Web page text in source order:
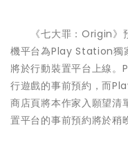
《七大罪：Origin》預
機平台為Play Station獨
將於行動裝置平台上線
行遊戲的事前預約，而
商店頁將本作家入願望
置平台的事前預約將於稍